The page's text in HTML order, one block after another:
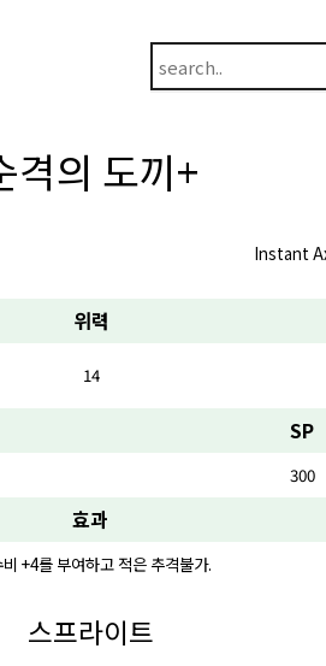
격의 도끼+
Instant
위력
14
SP
300
효과
+4를 부여하고 적은 추격불가.
스프라이트